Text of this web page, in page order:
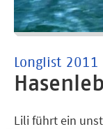
Longlist 2011
Lili führt ein